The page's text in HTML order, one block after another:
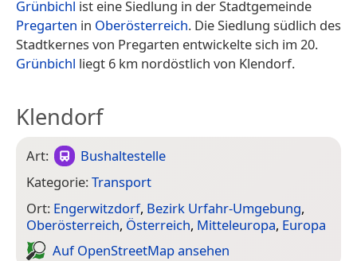
Grünbichl ist eine Siedlung in der Stadtgemeinde
Pregarten in Oberösterreich. Die Siedlung südlich des
Stadtkernes von Pregarten entwickelte sich im 20.
Grünbichl liegt 6 km nordöstlich von Klendorf.
Klendorf
Art:
Bushaltestelle
Kategorie:Transport
Ort: Engerwitzdorf, Bezirk Urfahr-Umgebung,
Oberösterreich, Österreich, Mitteleuropa, Europa
Auf Open­Street­Map ansehen